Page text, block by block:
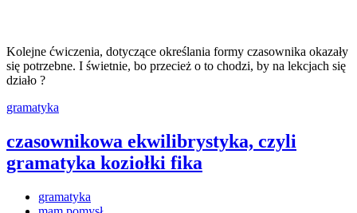
Kolejne ćwiczenia, dotyczące określania formy czasownika okazały
się potrzebne. I świetnie, bo przecież o to chodzi, by na lekcjach się
działo ?
gramatyka
czasownikowa ekwilibrystyka, czyli
gramatyka koziołki fika
gramatyka